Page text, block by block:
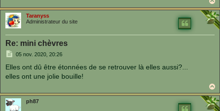
a
u
t
Taranyss
Administrateur du site
Re: mini chèvres
M
s
a
05 nov. 2020, 20:26
Elles ont dû être étonnées de se retrouver là elles aussi?...
elles ont une jolie bouille!
a
u
t
ph87